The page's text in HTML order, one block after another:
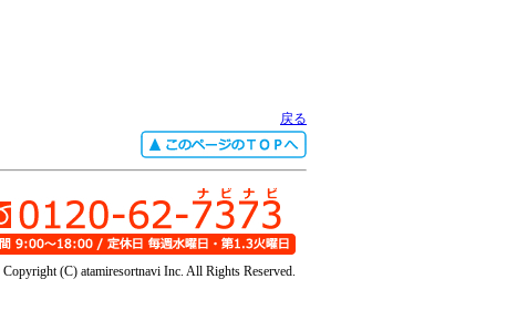
戻る
Copyright (C) atamiresortnavi Inc. All Rights Reserved.